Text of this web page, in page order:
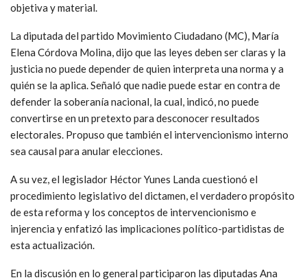
objetiva y material.
La diputada del partido Movimiento Ciudadano (MC), María
Elena Córdova Molina, dijo que las leyes deben ser claras y la
justicia no puede depender de quien interpreta una norma y a
quién se la aplica. Señaló que nadie puede estar en contra de
defender la soberanía nacional, la cual, indicó, no puede
convertirse en un pretexto para desconocer resultados
electorales. Propuso que también el intervencionismo interno
sea causal para anular elecciones.
A su vez, el legislador Héctor Yunes Landa cuestionó el
procedimiento legislativo del dictamen, el verdadero propósito
de esta reforma y los conceptos de intervencionismo e
injerencia y enfatizó las implicaciones político-partidistas de
esta actualización.
En la discusión en lo general participaron las diputadas Ana